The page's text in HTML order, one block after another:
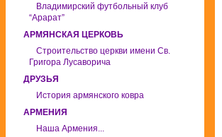
Владимирский футбольный клуб
“Арарат”
АРМЯНСКАЯ ЦЕРКОВЬ
Строительство церкви имени Св.
Григора Лусаворича
ДРУЗЬЯ
История армянского ковра
АРМЕНИЯ
Наша Армения...